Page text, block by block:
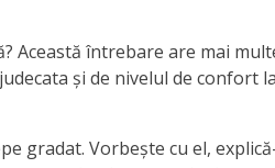
Această întrebare are mai
şi de nivelul de confort
gradat. Vorbeşte cu el,